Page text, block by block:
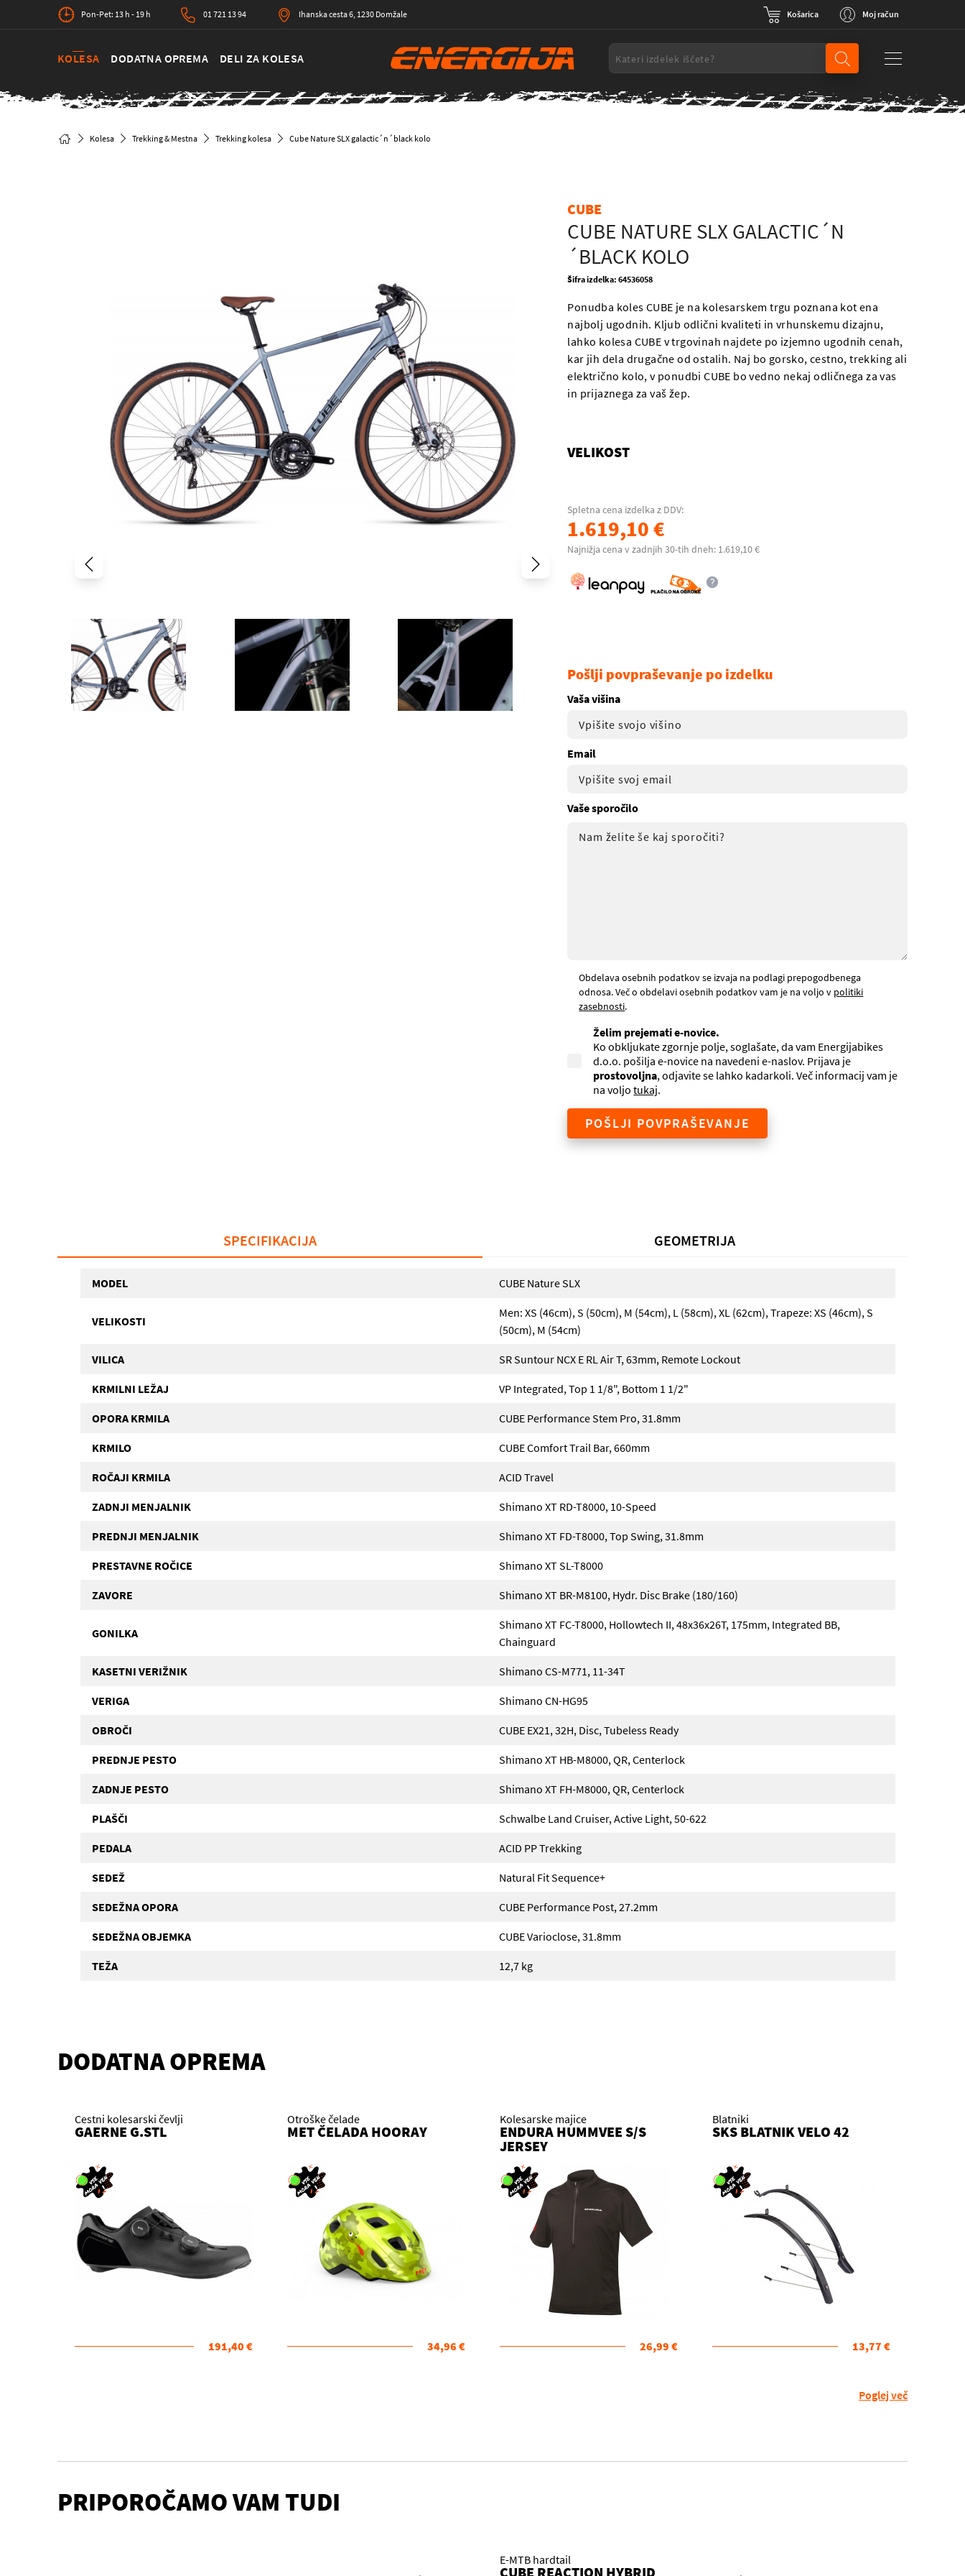
Pon-Pet: 13 h - 19 h 01 721 13 94 Ihanska cesta 6, 1230 Domžale Košarica Moj račun
KOLESA DODATNA OPREMA DELI ZA KOLESA
Kolesa Trekking & Mestna Trekking kolesa Cube Nature SLX galactic´n´black kolo
CUBE
CUBE NATURE SLX GALACTIC´N
´BLACK KOLO
Šifra izdelka: 64536058
Ponudba koles CUBE je na kolesarskem trgu poznana kot ena
najbolj ugodnih. Kljub odlični kvaliteti in vrhunskemu dizajnu,
lahko kolesa CUBE v trgovinah najdete po izjemno ugodnih cenah,
kar jih dela drugačne od ostalih. Naj bo gorsko, cestno, trekking ali
električno kolo, v ponudbi CUBE bo vedno nekaj odličnega za vas
in prijaznega za vaš žep.
VELIKOST
Spletna cena izdelka z DDV:
1.619,10 €
Najnižja cena v zadnjih 30-tih dneh: 1.619,10 €
Pošlji povpraševanje po izdelku
Vaša višina
Email
Vaše sporočilo
Obdelava osebnih podatkov se izvaja na podlagi prepogodbenega
odnosa. Več o obdelavi osebnih podatkov vam je na voljo v politiki
zasebnosti.
Želim prejemati e-novice.
Ko obkljukate zgornje polje, soglašate, da vam Energijabikes
d.o.o. pošilja e-novice na navedeni e-naslov. Prijava je
prostovoljna, odjavite se lahko kadarkoli. Več informacij vam je
na voljotukaj.
POŠLJI POVPRAŠEVANJE
SPECIFIKACIJA GEOMETRIJA
MODEL CUBE Nature SLX
VELIKOSTI
Men: XS (46cm), S (50cm), M (54cm), L (58cm), XL (62cm), Trapeze: XS (46cm), S
(50cm), M (54cm)
VILICA SR Suntour NCX E RL Air T, 63mm, Remote Lockout
KRMILNI LEŽAJ VP Integrated, Top 1 1/8", Bottom 1 1/2"
OPORA KRMILA CUBE Performance Stem Pro, 31.8mm
KRMILO CUBE Comfort Trail Bar, 660mm
ROČAJI KRMILA ACID Travel
ZADNJI MENJALNIK Shimano XT RD-T8000, 10-Speed
PREDNJI MENJALNIK Shimano XT FD-T8000, Top Swing, 31.8mm
PRESTAVNE ROČICE Shimano XT SL-T8000
ZAVORE Shimano XT BR-M8100, Hydr. Disc Brake (180/160)
GONILKA
Shimano XT FC-T8000, Hollowtech II, 48x36x26T, 175mm, Integrated BB,
Chainguard
KASETNI VERIŽNIK Shimano CS-M771, 11-34T
VERIGA Shimano CN-HG95
OBROČI CUBE EX21, 32H, Disc, Tubeless Ready
PREDNJE PESTO Shimano XT HB-M8000, QR, Centerlock
ZADNJE PESTO Shimano XT FH-M8000, QR, Centerlock
PLAŠČI Schwalbe Land Cruiser, Active Light, 50-622
PEDALA ACID PP Trekking
SEDEŽ Natural Fit Sequence+
SEDEŽNA OPORA CUBE Performance Post, 27.2mm
SEDEŽNA OBJEMKA CUBE Varioclose, 31.8mm
TEŽA 12,7 kg
DODATNA OPREMA
Cestni kolesarski čevlji
GAERNE G.STL
191,40 €
Otroške čelade
MET ČELADA HOORAY
34,96 €
Kolesarske majice
ENDURA HUMMVEE S/S
JERSEY
26,99 €
Blatniki
SKS BLATNIK VELO 42
13,77 €
Poglej več
PRIPOROČAMO VAM TUDI
E-MTB hardtail
CUBE REACTION HYBRID